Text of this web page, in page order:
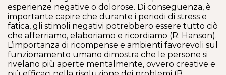
esperienze negative o dolorose. Di conseguenza, è
importante capire che durante i periodi di stress e
fatica, gli stimoli negativi potrebbero essere tutto ciò
che afferriamo, elaboriamo e ricordiamo (R. Hanson).
L’importanza di ricompense e ambienti favorevoli sul
funzionamento umano dimostra che le persone si
rivelano più aperte mentalmente, ovvero creative e